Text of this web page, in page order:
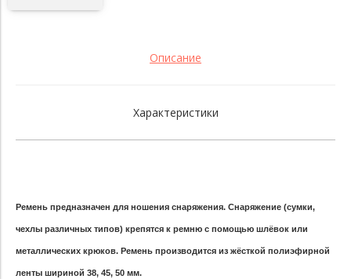
Описание
Характеристики
Ремень предназначен для ношения снаряжения. Снаряжение (сумки,
чехлы различных типов) крепятся к ремню с помощью шлёвок или
металлических крюков. Ремень производится из жёсткой полиэфирной
ленты шириной 38, 45, 50 мм.